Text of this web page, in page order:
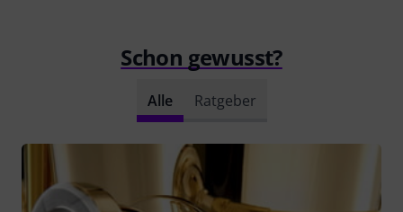
Schon gewusst?
Alle Ratgeber